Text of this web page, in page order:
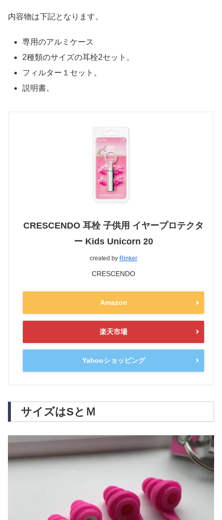
内容物は下記となります。
専用のアルミケース
2種類のサイズの耳栓2セット。
フィルター１セット。
説明書。
CRESCENDO 耳栓 子供用 イヤープロテクタ
ー Kids Unicorn 20
created by Rinker
CRESCENDO
Amazon
楽天市場
Yahooショッピング
サイズはSとＭ